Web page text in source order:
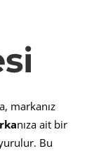
markanız
nıza ait bir
Bu